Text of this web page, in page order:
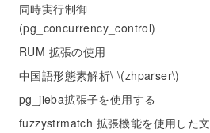
同時実行制御
(pg_concurrency_control)
RUM 拡張の使用
中国語形態素解析\ \(zhparser\)
pg_jieba拡張子を使用する
fuzzystrmatch 拡張機能を使用した文